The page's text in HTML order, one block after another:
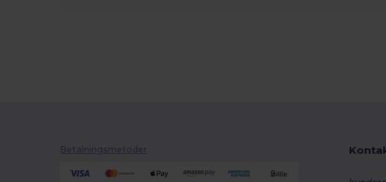
Betalningsmetoder